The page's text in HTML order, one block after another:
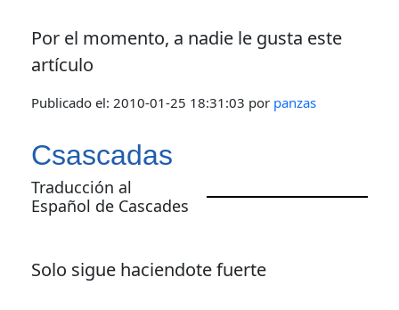
Por el momento, a nadie le gusta este
artículo
Publicado el: 2010-01-25 18:31:03 por panzas
Csascadas
Traducción al
Español de Cascades
Solo sigue haciendote fuerte